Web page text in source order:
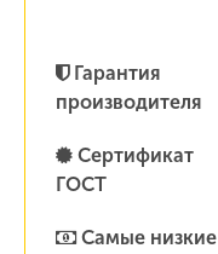
Гарантия
производителя
Сертификат
ГОСТ
Самые низкие